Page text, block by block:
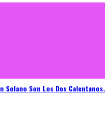
Solano Son Los Dos Calentanos.